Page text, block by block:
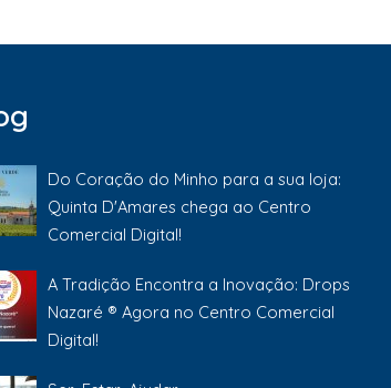
Do Coração do Minho para a sua loja:
Quinta D'Amares chega ao Centro
Comercial Digital!
A Tradição Encontra a Inovação: Drops
Nazaré ® Agora no Centro Comercial
Digital!